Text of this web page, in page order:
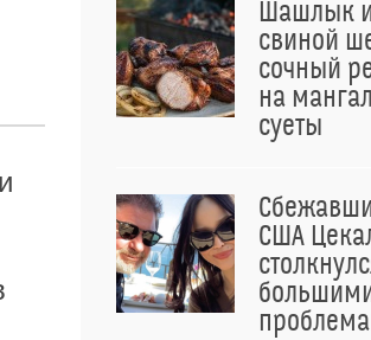
Шашлык
свиной
сочный
на
суеты
США